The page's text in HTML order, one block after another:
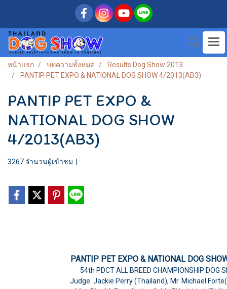
หน้าแรก บทความทั้งหมด
Results Dog Show 2013
PANTIP PET EXPO & NATIONAL DOG SHOW 4/2013(AB3)
PANTIP PET EXPO &
NATIONAL DOG SHOW
4/2013(AB3)
3267 จำนวนผู้เข้าชม
PANTIP PET EXPO & NATIONAL DOG
54th PDCT ALL BREED CHAMPIONSHIP DOG
Judge: Jackie Perry (Thailand), Mr. Michael